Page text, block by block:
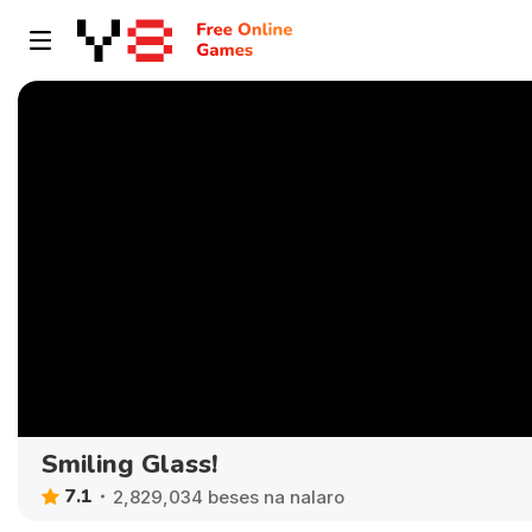
Smiling Glass!
7.1 2,829,034 beses na nalaro